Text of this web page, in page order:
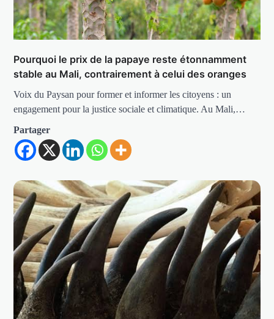
Pourquoi le prix de la papaye reste étonnamment
stable au Mali, contrairement à celui des oranges
Voix du Paysan pour former et informer les citoyens : un
engagement pour la justice sociale et climatique. Au Mali,…
Partager